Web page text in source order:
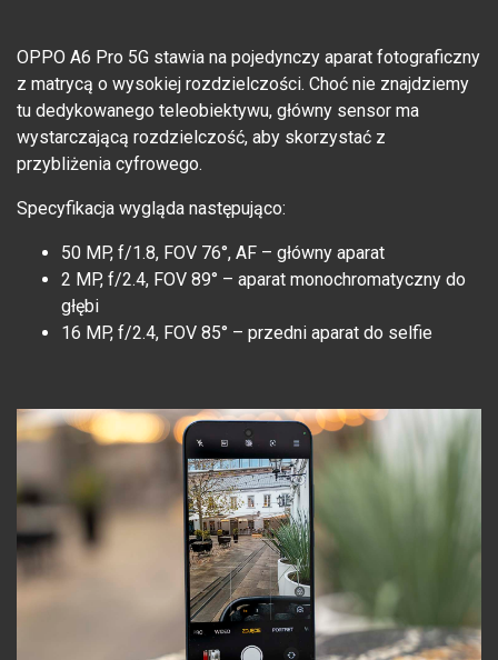
OPPO A6 Pro 5G stawia na pojedynczy aparat fotograficzny
z matrycą o wysokiej rozdzielczości. Choć nie znajdziemy
tu dedykowanego teleobiektywu, główny sensor ma
wystarczającą rozdzielczość, aby skorzystać z
przybliżenia cyfrowego.
Specyfikacja wygląda następująco:
50 MP, f/1.8, FOV 76°, AF – główny aparat
2 MP, f/2.4, FOV 89° – aparat monochromatyczny do
głębi
16 MP, f/2.4, FOV 85° – przedni aparat do selfie